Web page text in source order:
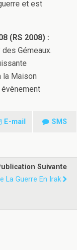
et est
(RS 2008) :
Gémeaux.
la Maison
évènement
E-mail SMS
Suivante
La Guerre En Irak